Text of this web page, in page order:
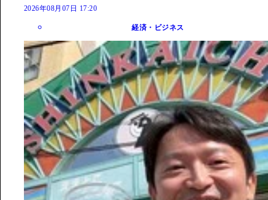
2026年08月07日 17:20
経済・ビジネス